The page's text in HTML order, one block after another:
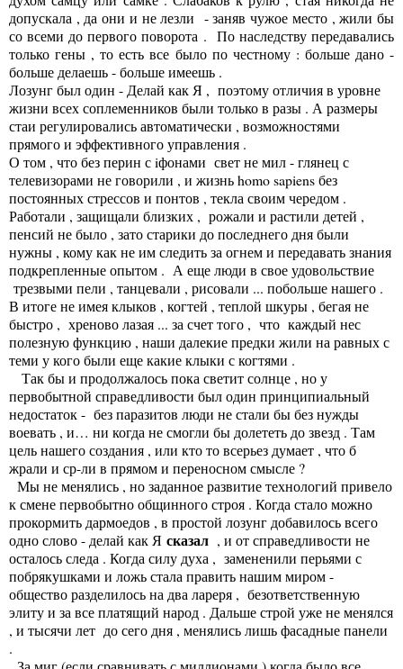
допускала , да они и не лезли - заняв чужое место , жили бы
со всеми до первого поворота . По наследству передавались
только гены , то есть все было по честному : больше дано -
больше делаешь - больше имеешь .
Лозунг был один - Делай как Я , поэтому отличия в уровне
жизни всех соплеменников были только в разы . А размеры
стаи регулировались автоматически , возможностями
прямого и эффективного управления .
О том , что без перин с iфонами свет не мил - глянец с
телевизорами не говорили , и жизнь homo sapiens без
постоянных стрессов и понтов , текла своим чередом .
Работали , защищали близких , рожали и растили детей ,
пенсий не было , зато старики до последнего дня были
нужны , кому как не им следить за огнем и передавать знания
подкрепленные опытом . А еще люди в свое удовольствие
трезвыми пели , танцевали , рисовали ... побольше нашего .
В итоге не имея клыков , когтей , теплой шкуры , бегая не
быстро , хреново лазая ... за счет того , что каждый нес
полезную функцию , наши далекие предки жили на равных с
теми у кого были еще какие клыки с когтями .
Так бы и продолжалось пока светит солнце , но у
первобытной справедливости был один принципиальный
недостаток - без паразитов люди не стали бы без нужды
воевать , и… ни когда не смогли бы долететь до звезд . Там
цель нашего создания , или кто то всерьез думает , что б
жрали и ср-ли в прямом и переносном смысле ?
Мы не менялись , но заданное развитие технологий привело
к смене первобытно общинного строя . Когда стало можно
прокормить дармоедов , в простой лозунг добавилось всего
одно слово - делай как Я сказал , и от справедливости не
осталось следа . Когда силу духа , замененили перьями с
побрякушками и ложь стала править нашим миром -
общество разделилось на два лареря , безответственную
элиту и за все платящий народ . Дальше строй уже не менялся
, и тысячи лет до сего дня , менялись лишь фасадные панели
.